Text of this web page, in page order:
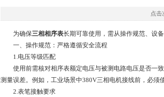
点击
为确保三相相序表长期可靠使用，需从操作规范、设
一、操作规范：严格遵循安全流程
1.电压等级匹配
使用前需核对相序表额定电压与被测电路电压是否一致
测量误差。例如，工业场景中380V三相电机接线前，必须
2.表笔接触要求